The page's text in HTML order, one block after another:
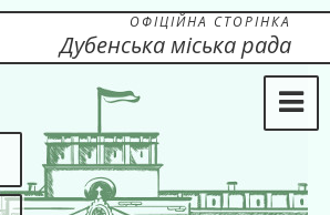
ОФІЦІЙНА СТОРІНКА
Дубенська міська рада